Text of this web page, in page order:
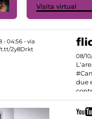
Visita virtual
08/
due